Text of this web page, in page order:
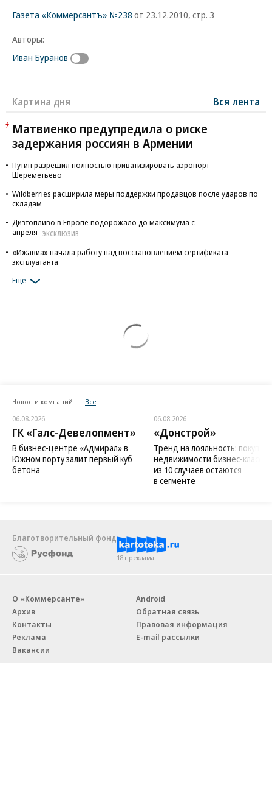
Газета «Коммерсантъ» №238 от 23.12.2010, стр. 3
Авторы:
Иван Буранов
Картина дня Вся лента
Матвиенко предупредила о риске
задержания россиян в Армении
Путин разрешил полностью приватизировать аэропорт
Шереметьево
Wildberries расширила меры поддержки продавцов после ударов по
складам
Дизтопливо в Европе подорожало до максимума с
апреля
ЭКСКЛЮЗИВ
«Ижавиа» начала работу над восстановлением сертификата
эксплуатанта
Еще
Новости компаний Все
06.08.2026
ГК «Галс-Девелопмент»
В бизнес-центре «Адмирал» в
Южном порту залит первый куб
бетона
06.08.2026
«Донстрой»
Тренд на лояльность:
недвижимости бизнес-класса
из 10 случаев остаются
в сегменте
Благотворительный фонд
18+ реклама
О «Коммерсанте»
Архив
Контакты
Реклама
Вакансии
Android
Обратная связь
Правовая информация
E-mail рассылки